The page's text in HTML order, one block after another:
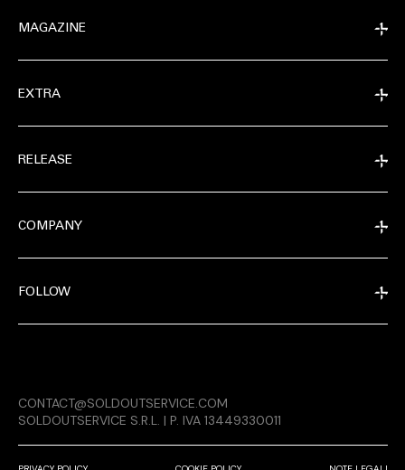
RELEASE
MAGAZINE
EXTRA
RELEASE
COMPANY
FOLLOW
CONTACT@SOLDOUTSERVICE.COM
SOLDOUTSERVICE S.R.L. | P. IVA 13449330011